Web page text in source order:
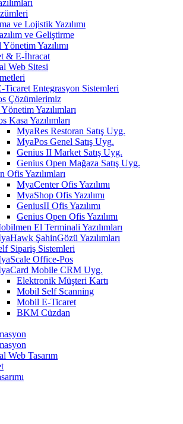
ve Lojistik Yazılımı
ve Geliştirme
Yazılımı
& E-İhracat
Web Sitesi
Ticaret Entegrasyon Sistemleri
Çözümlerimiz
Yazılımları
Kasa Yazılımları
MyaRes Restoran Satış Uyg.
MyaPos Genel Satış Uyg.
Genius II Market Satış Uyg.
Genius Open Mağaza Satış Uyg.
Ofis Yazılımları
MyaCenter Ofis Yazılımı
MyaShop Ofis Yazılımı
GeniusII Ofis Yazılımı
Genius Open Ofis Yazılımı
El Terminali Yazılımları
ŞahinGözü Yazılımları
Sipariş Sistemleri
Office-Pos
Mobile CRM Uyg.
Elektronik Müşteri Kartı
Mobil Self Scanning
Mobil E-Ticaret
BKM Cüzdan
Web Tasarım